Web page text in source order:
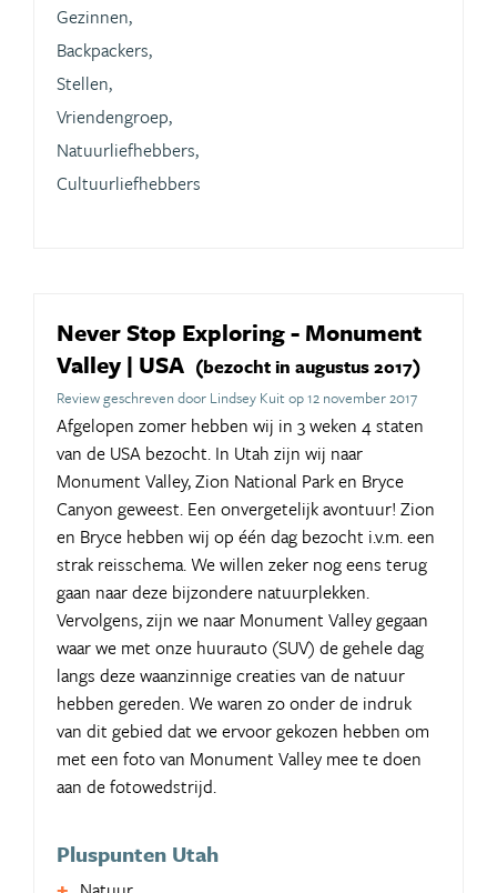
Gezinnen,
Backpackers,
Stellen,
Vriendengroep,
Natuurliefhebbers,
Cultuurliefhebbers
Never Stop Exploring - Monument
Valley | USA (bezocht in augustus 2017)
Review geschreven door Lindsey Kuit op 12 november 2017
Afgelopen zomer hebben wij in 3 weken 4 staten
van de USA bezocht. In Utah zijn wij naar
Monument Valley, Zion National Park en Bryce
Canyon geweest. Een onvergetelijk avontuur! Zion
en Bryce hebben wij op één dag bezocht i.v.m. een
strak reisschema. We willen zeker nog eens terug
gaan naar deze bijzondere natuurplekken.
Vervolgens, zijn we naar Monument Valley gegaan
waar we met onze huurauto (SUV) de gehele dag
langs deze waanzinnige creaties van de natuur
hebben gereden. We waren zo onder de indruk
van dit gebied dat we ervoor gekozen hebben om
met een foto van Monument Valley mee te doen
aan de fotowedstrijd.
Pluspunten Utah